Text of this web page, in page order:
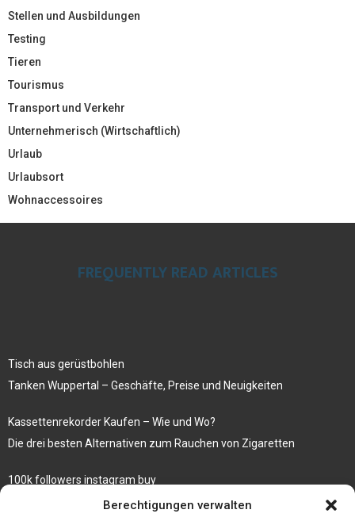
Berechtigungen verwalten
Stellen und Ausbildungen
Testing
Tieren
Tourismus
Transport und Verkehr
Unternehmerisch (Wirtschaftlich)
Urlaub
Urlaubsort
Wohnaccessoires
FREQUENTLY READ ARTICLES
Tisch aus gerüstbohlen
Tanken Wuppertal – Geschäfte, Preise und Neuigkeiten
Kassettenrekorder Kaufen – Wie und Wo?
Die drei besten Alternativen zum Rauchen von Zigaretten
100k followers instagram buy
Rezepte für gekochte Süßkartoffeln